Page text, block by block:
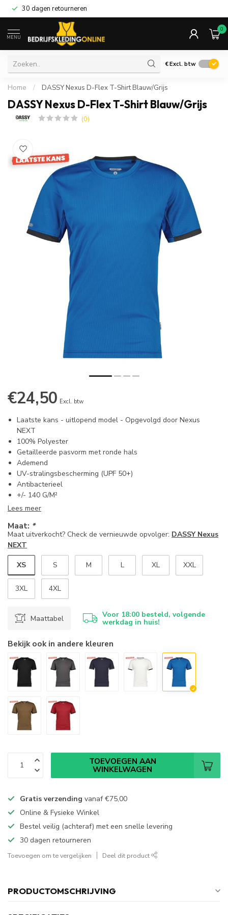
30 dagen retourneren
MENU
0
€Excl. btw
Home / DASSY Nexus D-Flex T-Shirt Blauw/Grijs
DASSY Nexus D-Flex T-Shirt Blauw/Grijs
(0)
€24,50 Excl. btw
Laatste kans - uitlopend model - Opgevolgd door Nexus
NEXT
100% Polyester
Getailleerde pasvorm met ronde hals
Ademend
UV-stralingsbescherming (UPF 50+)
Antibacterieel
+/- 140 G/M²
Lees meer
Maat uitverkocht? Check de vernieuwde opvolger: DASSY Nexus
NEXT
Maat: *
XS S M L XL XXL
3XL 4XL
Maattabel Voor 18:00 besteld, volgende
werkdag in huis!
Bekijk ook in andere kleuren
TOEVOEGEN AAN
WINKELWAGEN
Gratis verzending vanaf€75,00
Online & Fysieke Winkel
Bestel veilig (achteraf) met een snelle levering
30 dagen retourneren
Toevoegen om te vergelijken Deel dit product
PRODUCTOMSCHRIJVING